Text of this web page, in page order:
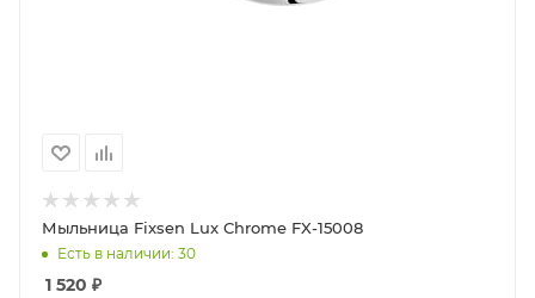
Мыльница Fixsen Lux Chrome FX-15008
Есть в наличии: 30
1 520 ₽